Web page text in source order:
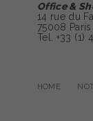
Office &
14 rue du
75008
Tel. +33 (1)
HOME